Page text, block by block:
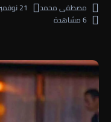
مصطفى محمد 21 نوفمبر، 2025
6 مشاهدة